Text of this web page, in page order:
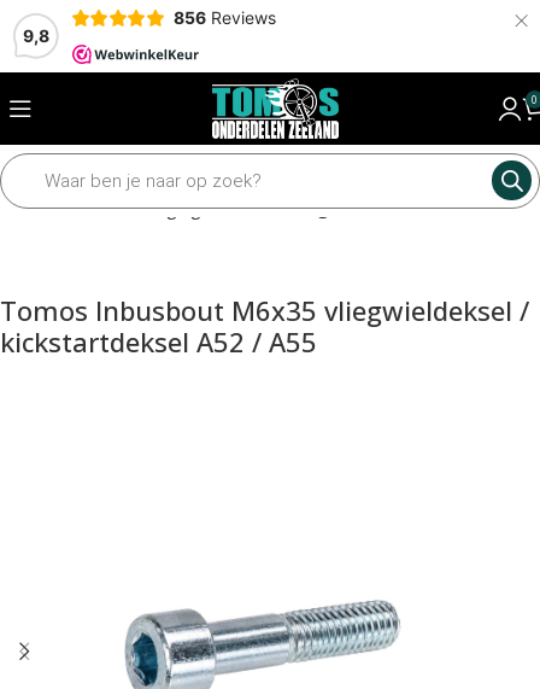
9,8
856 Reviews ×
0
Bevestiging materiaal Originele bouten en moeren
Tomos Inbusbout M6x35 vliegwieldeksel /
kickstartdeksel A52 / A55